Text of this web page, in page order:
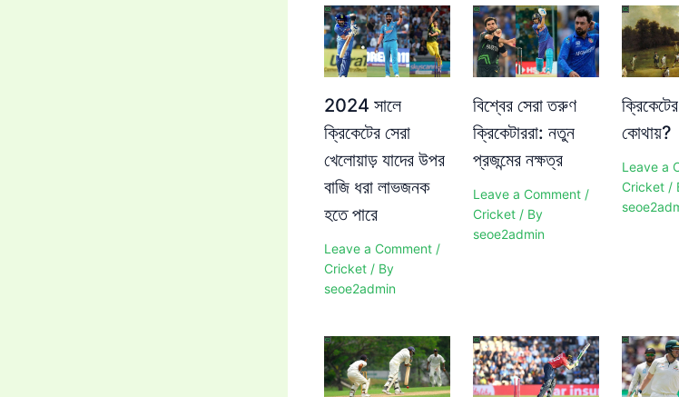
2024 সালে
ক্রিকেটের সেরা
খেলোয়াড় যাদের উপর
বাজি ধরা লাভজনক
হতে পারে
Leave a Comment /
Cricket / By
seoe2admin
বিশ্বের সেরা তরুণ
ক্রিকেটাররা: নতুন
প্রজন্মের নক্ষত্র
Leave a Comment /
Cricket/ By
seoe2admin
কোথায়?
Leave a
Cricket/